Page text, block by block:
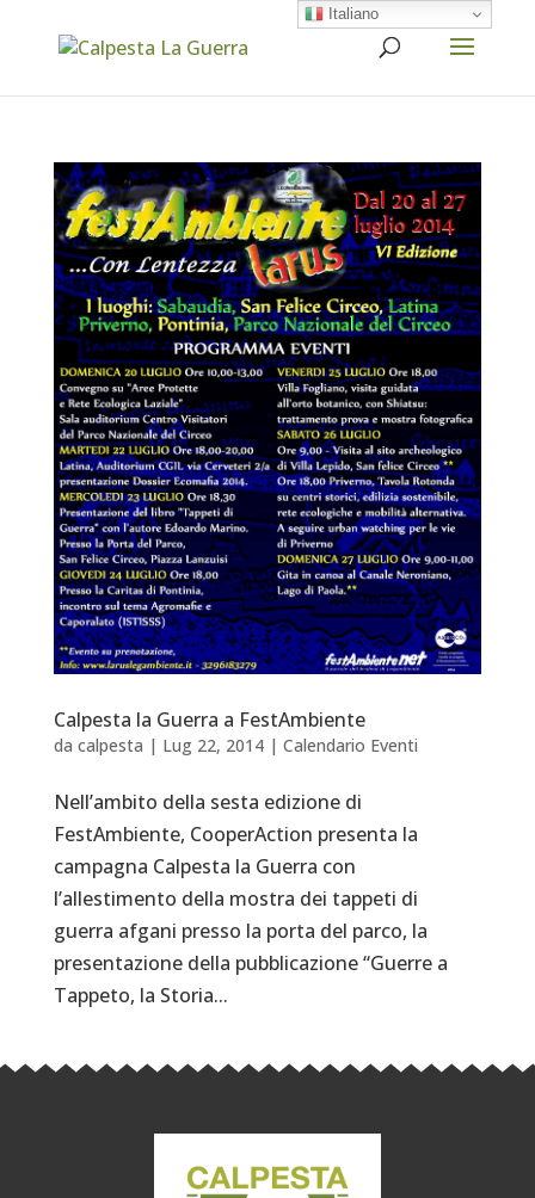
Calpesta la Guerra a FestAmbiente
da calpesta | Lug 22, 2014| Calendario Eventi
Nell’ambito della sesta edizione di
FestAmbiente, CooperAction presenta la
campagna Calpesta la Guerra con
l’allestimento della mostra dei tappeti di
guerra afgani presso la porta del parco, la
presentazione della pubblicazione “Guerre a
Tappeto, la Storia...
Italiano